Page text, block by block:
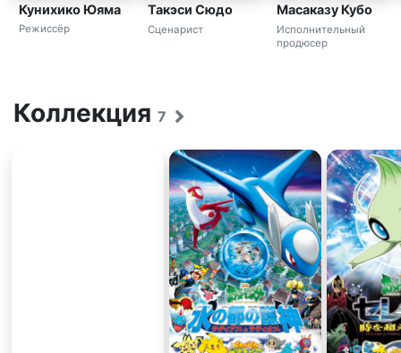
Кунихико Юяма
Режиссёр
Такэси Сюдо
Сценарист
Масаказу Кубо
Исполнительный
продюсер
Коллекция 7